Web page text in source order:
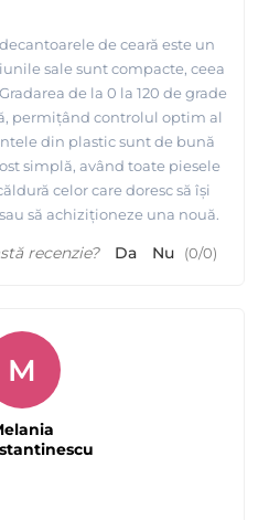
de ceară este un
sale sunt compacte, ceea
de la 0 la 120 de grade
permițând controlul optim al
din plastic sunt de bună
simplă, având toate piesele
celor care doresc să își
să achiziționeze una nouă.
recenzie? Da Nu (0/0)
M